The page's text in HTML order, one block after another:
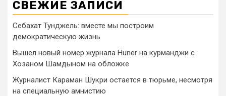
СВЕЖИЕ ЗАПИСИ
Себахат Тунджель: вместе мы построим
демократическую жизнь
Вышел новый номер журнала Huner на курманджи с
Хозаном Шамдыном на обложке
Журналист Караман Шукри остается в тюрьме, несмотря
на специальную амнистию